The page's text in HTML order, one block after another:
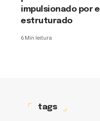
impulsionado por
estruturado
6 Min leitura
tags